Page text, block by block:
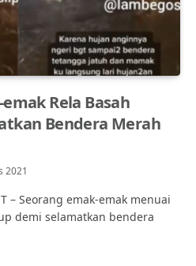
Rela Basah
Bendera Merah
2021
– Seorang emak-emak menuai
demi selamatkan bendera